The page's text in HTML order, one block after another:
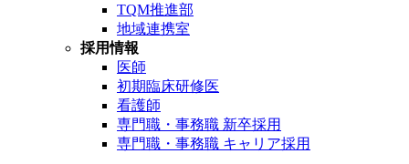
TQM推進部
地域連携室
採用情報
医師
初期臨床研修医
看護師
専門職・事務職 新卒採用
専門職・事務職 キャリア採用